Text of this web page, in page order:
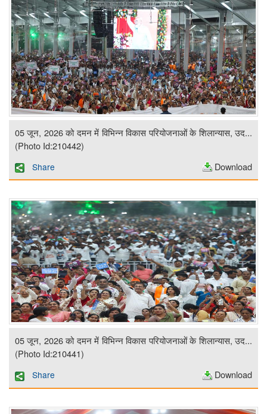
05 जून, 2026 को दमन में विभिन्न विकास परियोजनाओं के शिलान्यास, उद...
(Photo Id:210442)
Share Download
05 जून, 2026 को दमन में विभिन्न विकास परियोजनाओं के शिलान्यास, उद...
(Photo Id:210441)
Share Download